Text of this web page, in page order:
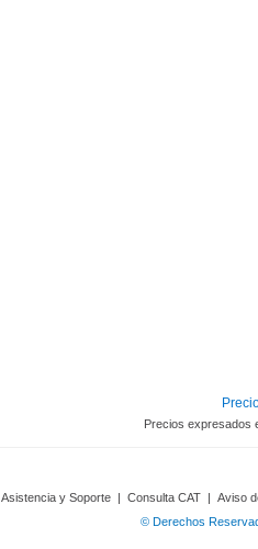
Precios expresados
Asistencia y Soporte | Consulta CAT | Aviso
© Derechos